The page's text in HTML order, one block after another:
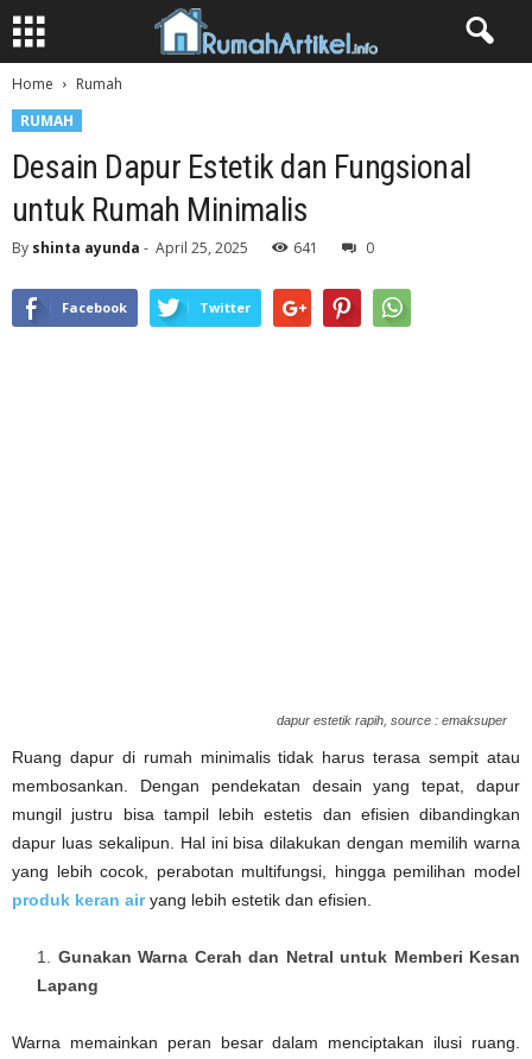
Home
Rumah
RUMAH
Desain Dapur Estetik dan Fungsional
untuk Rumah Minimalis
By shinta ayunda - April 25, 2025 641 0
Facebook Twitter
dapur estetik rapih, source : emaksuper
Ruang dapur di rumah minimalis tidak harus terasa sempit atau
membosankan. Dengan pendekatan desain yang tepat, dapur
mungil justru bisa tampil lebih estetis dan efisien dibandingkan
dapur luas sekalipun. Hal ini bisa dilakukan dengan memilih warna
yang lebih cocok, perabotan multifungsi, hingga pemilihan model
produk keran airyang lebih estetik dan efisien.
Gunakan Warna Cerah dan Netral untuk Memberi Kesan
Lapang
Warna memainkan peran besar dalam menciptakan ilusi ruang.